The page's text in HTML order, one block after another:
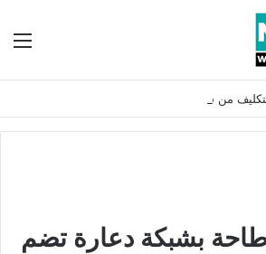
بشبكة دعارة تضم